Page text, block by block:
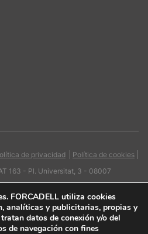
de privacidad
Política de cookies
163 - Pl. Universitat, 3 - 08007
. FORCADELL utiliza cookies
analíticas y publicitarias, propias y
datos de conexión y/o del
de navegación con fines